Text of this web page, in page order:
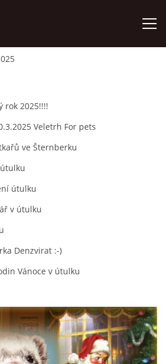
FRETKY.
rok 2025!!!!
Veletrh For pets
ve Šternberku
útulku
v útulku
Denzvirat :-)
Vánoce v útulku